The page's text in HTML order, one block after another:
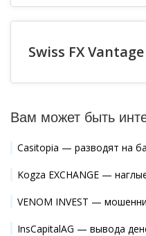
Swiss FX Vantage
Вам может быть
Casitopia — разводят на
Kogza EXCHANGE —
VENOM INVEST —
InsCapitalAG — вывода